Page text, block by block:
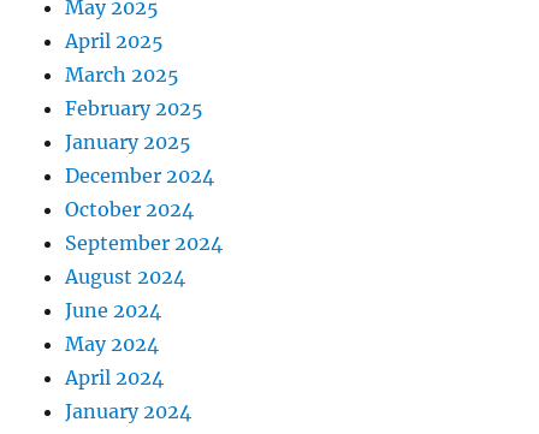
May 2025
April 2025
March 2025
February 2025
January 2025
December 2024
October 2024
September 2024
August 2024
June 2024
May 2024
April 2024
January 2024